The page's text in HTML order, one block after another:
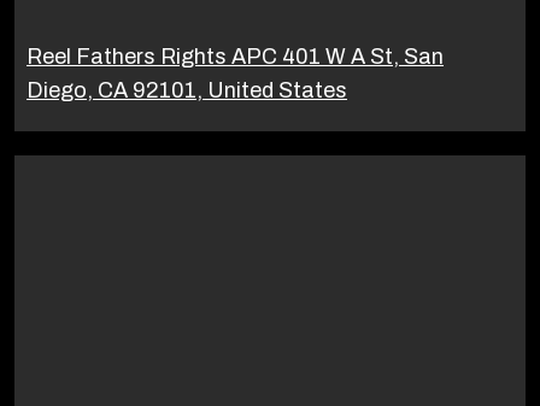
Reel Fathers Rights APC 401 W A St, San
Diego, CA 92101, United States